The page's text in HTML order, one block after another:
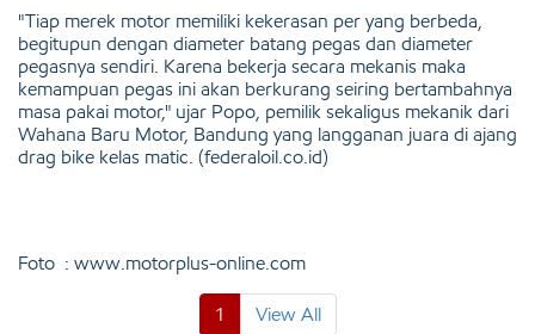
"Tiap merek motor memiliki kekerasan per yang berbeda,
begitupun dengan diameter batang pegas dan diameter
pegasnya sendiri. Karena bekerja secara mekanis maka
kemampuan pegas ini akan berkurang seiring bertambahnya
masa pakai motor," ujar Popo, pemilik sekaligus mekanik dari
Wahana Baru Motor, Bandung yang langganan juara di ajang
drag bike kelas matic. (federaloil.co.id)
Foto : www.motorplus-online.com
1 View All